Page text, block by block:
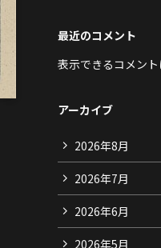
最近のコメント
表示できるコメント
アーカイブ
2026年8月
2026年7月
2026年6月
2026年5月